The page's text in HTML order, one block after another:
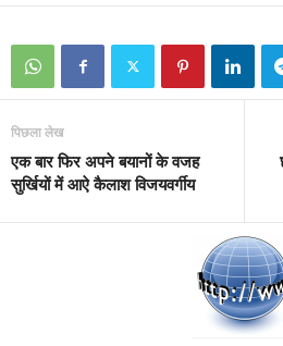
पिछला लेख
एक बार फिर अपने बयानों के वजह
सुर्खियों में आऐ कैलाश विजयवर्गीय